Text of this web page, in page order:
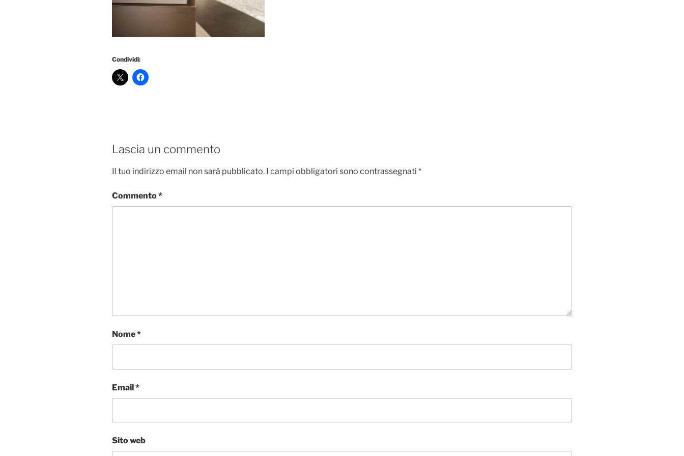
Condividi:
Lascia un commento
Il tuo indirizzo email non sarà pubblicato. I campi obbligatori sono contrassegnati *
Commento*
Nome*
Email*
Sito web